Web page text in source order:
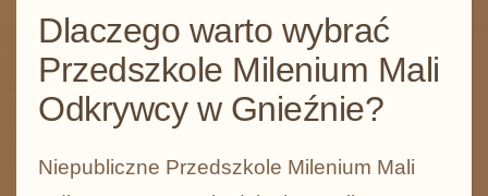
Dlaczego warto wybrać
Przedszkole Milenium Mali
Odkrywcy w Gnieźnie?
Niepubliczne Przedszkole Milenium Mali